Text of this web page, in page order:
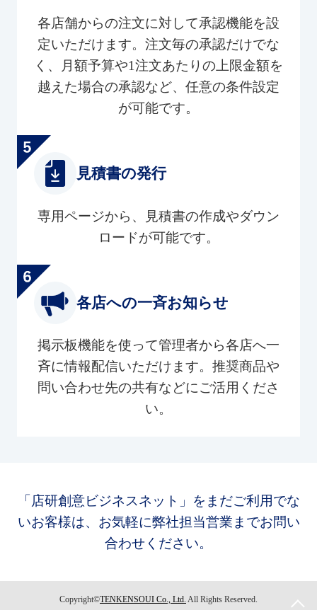
各店舗からの注文に対して承認機能を設
定いただけます。注文毎の承認だけでな
く、月額予算や1注文あたりの上限金額を
越えた場合の承認など、任意の条件設定
が可能です。
見積書の発行
専用ページから、見積書の作成やダウン
ロードが可能です。
各店への一斉お知らせ
掲示板機能を使って管理者から各店へ一
斉に情報配信いただけます。推奨商品や
問い合わせ先の共有などにご活用くださ
い。
「店研創意ビジネスネット」をまだご利用でな
いお客様は、お気軽に弊社担当営業までお問い
合わせください。
Copyright©TENKENSOUI Co., Ltd. All Rights Reserved.